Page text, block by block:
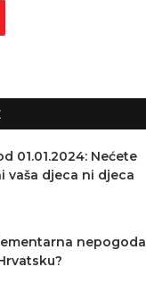
01.01.2024: Nećete
vaša djeca ni djeca
nepogoda